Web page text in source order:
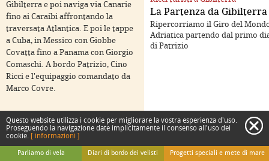
only For development purposes only
Gibilterra e poi naviga via Canarie
fino ai Caraibi affrontando la
traversata Atlantica. E poi le tappe
a Cuba, in Messico con Giobbe
Covatta fino a Panama con Giorgio
Comaschi. A bordo Patrizio, Cino
Ricci e l'equipaggio comandato da
Marco Covre.
La Partenza da Gibilterra
Ripercorriamo il Giro del
Adriatica partendo dal primo
di Patrizio
Parliamo di vela Diari di bordo dei velisti Progetti speciali e mete di mare
Questo website utilizza i cookie per migliorare la vostra esperienza d'uso.
Proseguendo la navigazione date implicitamente il consenso all'uso dei
cookie. [ informazioni ]